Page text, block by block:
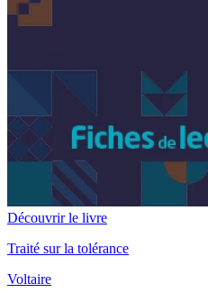
Découvrir le livre
Traité sur la tolérance
Voltaire